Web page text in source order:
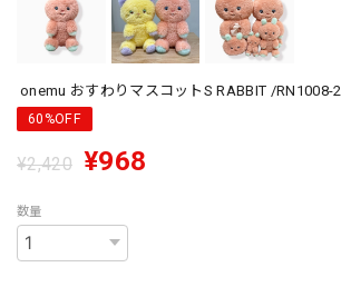
onemu おすわりマスコットS RABBIT /RN1008-2
60%OFF
¥2,420 ¥968
数量